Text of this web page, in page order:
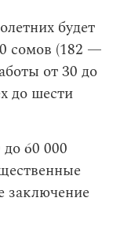
будет
сомов (182 —
от 30 до
до шести
60 000
заключение